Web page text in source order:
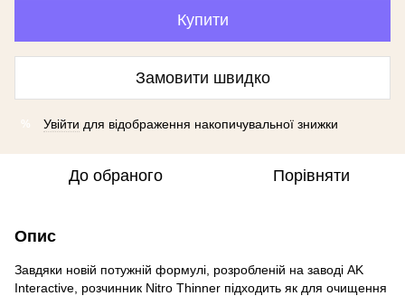
Купити
Замовити швидко
% Увійти для відображення накопичувальної знижки
До обраного Порівняти
Опис
Завдяки новій потужній формулі, розробленій на заводі AK
Interactive, розчинник Nitro Thinner підходить як для очищення